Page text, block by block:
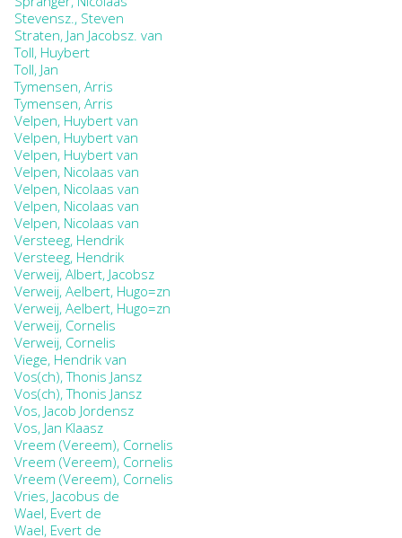
Stevensz., Steven
Straten, Jan Jacobsz. van
Toll, Huybert
Toll, Jan
Tymensen, Arris
Tymensen, Arris
Velpen, Huybert van
Velpen, Huybert van
Velpen, Huybert van
Velpen, Nicolaas van
Velpen, Nicolaas van
Velpen, Nicolaas van
Velpen, Nicolaas van
Versteeg, Hendrik
Versteeg, Hendrik
Verweij, Albert, Jacobsz
Verweij, Aelbert, Hugo=zn
Verweij, Aelbert, Hugo=zn
Verweij, Cornelis
Verweij, Cornelis
Viege, Hendrik van
Vos(ch), Thonis Jansz
Vos(ch), Thonis Jansz
Vos, Jacob Jordensz
Vos, Jan Klaasz
Vreem (Vereem), Cornelis
Vreem (Vereem), Cornelis
Vreem (Vereem), Cornelis
Vries, Jacobus de
Wael, Evert de
Wael, Evert de